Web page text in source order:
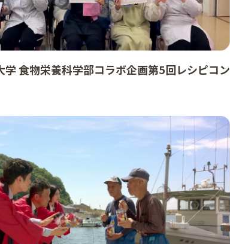
食物栄養科学部コラボ企画第5回レシピコン